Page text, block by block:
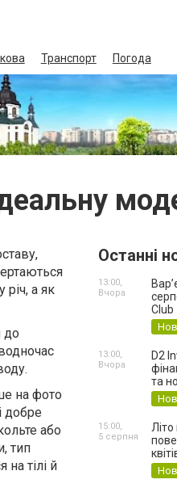
Транспорт Погода
а як
до
на фото
добре
або
тип
тілі й
Останні
Club
13:00,
Вчора
D2
та
13:00,
Вчора
15:00,
5 серпня